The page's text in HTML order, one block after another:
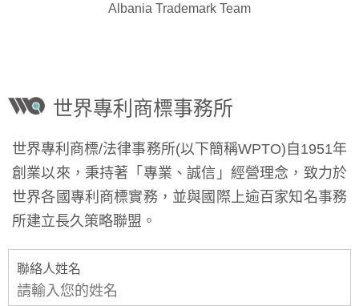
Albania Trademark Team
世界專利商標事務所
世界專利商標/法律事務所(以下簡稱WPTO)自1951年
創業以來，秉持著「專業、誠信」經營理念，致力於
世界各國專利商標實務，並與國際上逾百家知名事務
所建立長久策略聯盟。
聯絡人姓名